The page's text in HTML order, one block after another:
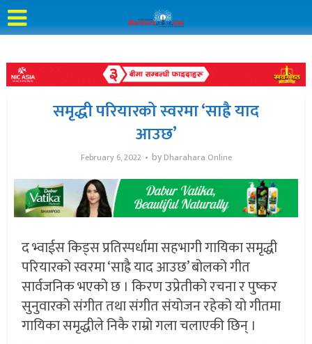
समृद्धी परियारको स्वरमा ‘साह्रै याद
आउछ’
February 6, 2022 by Dharahara Online
द भ्वाईस किड्स प्रतिस्पर्धामा सहभागी गायिका समृद्धी
परियारको स्वरमा ‘साह्रै याद आउछ’ बोलको गीत
सार्वजनिक भएको छ । किरण उप्रेतीको रचना र पुष्कर
सुनुवारको संगीत तथा संगीत संयोजन रहेको यो गीतमा
गायिका समृद्धीले निकै राम्रो गला चलाएकी छिन् ।